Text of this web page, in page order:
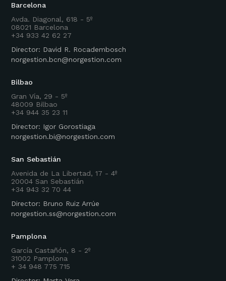
Barcelona
Avda. Diagonal, 618 - 5º
08021 Barcelona
+34 933 42 62 27
Director: David R. Rocadembosch
norgestion.bcn@norgestion.com
Bilbao
Gran Vía, 29 - 5º
48009 Bilbao
+34 944 35 23 11
Director: Igor Gorostiaga
norgestion.bi@norgestion.com
San Sebastián
Avenida de La Libertad, 17 - 4º
20004 San Sebastián
+34 943 32 70 44
Director: Bruno Ruiz Arrúe
norgestion.ss@norgestion.com
Pamplona
García Castañón, 8 - 2º
31002 Pamplona
+ 34 948 775 715